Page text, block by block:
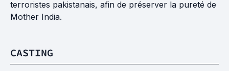
terroristes pakistanais, afin de préserver la pureté de
Mother India.
CASTING